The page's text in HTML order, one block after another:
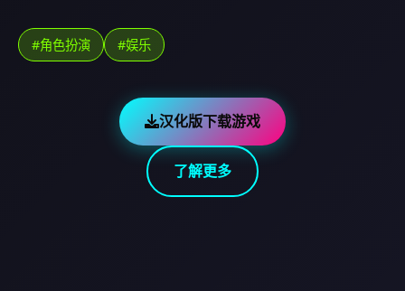
#角色扮演 #娱乐
汉化版下载游戏
了解更多